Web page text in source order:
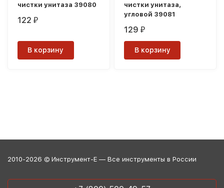
чистки унитаза 39080
122₽
В корзину
чистки унитаза,
угловой 39081
129₽
В корзину
2010-2026 © Инструмент-Е — Все инструменты в России